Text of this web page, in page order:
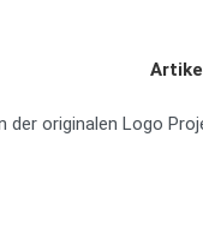
originalen Logo